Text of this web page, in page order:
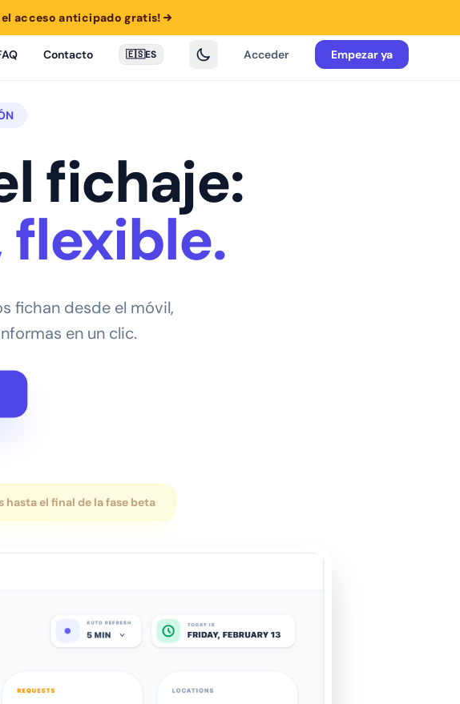
el acceso anticipado gratis!
Contacto 🇪🇸ES Acceder Empezar ya
fichaje:
flexible.
fichan desde el móvil,
en un clic.
el final de la fase beta